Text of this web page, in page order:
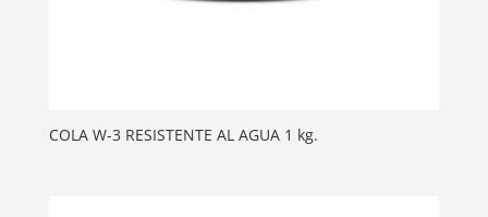
COLA W-3 RESISTENTE AL AGUA 1 kg.